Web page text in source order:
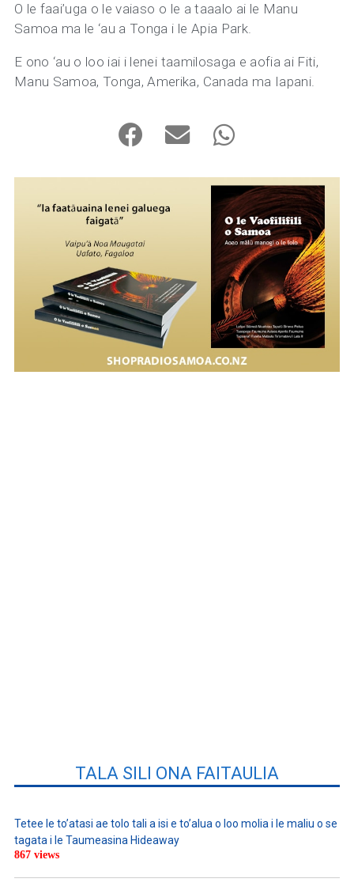
O le faai’uga o le vaiaso o le a taaalo ai le Manu
Samoa ma le ‘au a Tonga i le Apia Park.
E ono ‘au o loo iai i lenei taamilosaga e aofia ai Fiti,
Manu Samoa, Tonga, Amerika, Canada ma Iapani.
TALA SILI ONA FAITAULIA
Tetee le to’atasi ae tolo tali a isi e to’alua o loo molia i le maliu o se
tagata i le Taumeasina Hideaway
867 views